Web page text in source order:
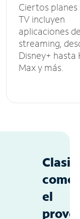
Ciertos planes
TV incluyen
aplicaciones
streaming,
Disney+ hasta
Max y más.
como
el